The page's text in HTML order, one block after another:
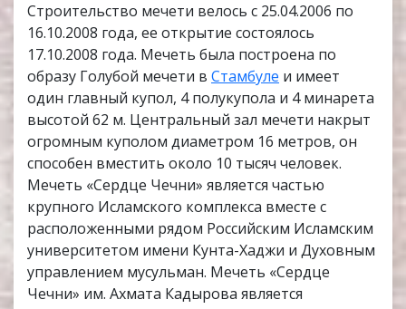
Строительство мечети велось с 25.04.2006 по
16.10.2008 года, ее открытие состоялось
17.10.2008 года. Мечеть была построена по
образу Голубой мечети в Стамбуле и имеет
один главный купол, 4 полукупола и 4 минарета
высотой 62 м. Центральный зал мечети накрыт
огромным куполом диаметром 16 метров, он
способен вместить около 10 тысяч человек.
Мечеть «Сердце Чечни» является частью
крупного Исламского комплекса вместе с
расположенными рядом Российским Исламским
университетом имени Кунта-Хаджи и Духовным
управлением мусульман. Мечеть «Сердце
Чечни» им. Ахмата Кадырова является